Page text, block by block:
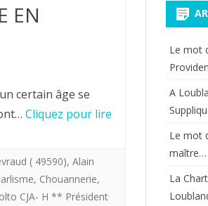
EN
certain âge se
Cliquez pour lire
( 49590), Alain
, Chouannerie,
CJA- H ** Président
Le mot
A
Le mot
maître…
La